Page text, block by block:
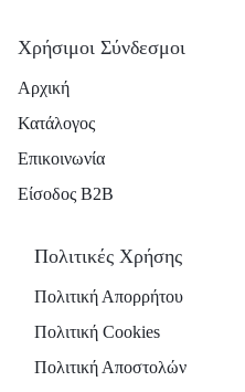
Χρήσιμοι Σύνδεσμοι
Αρχική
Κατάλογος
Επικοινωνία
Είσοδος B2B
Πολιτικές Χρήσης
Πολιτική Απορρήτου
Πολιτική Cookies
Πολιτική Αποστολών